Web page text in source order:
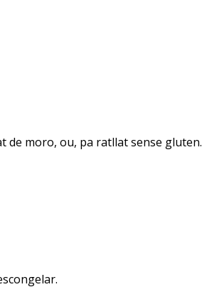
de moro, ou, pa ratllat sense gluten.